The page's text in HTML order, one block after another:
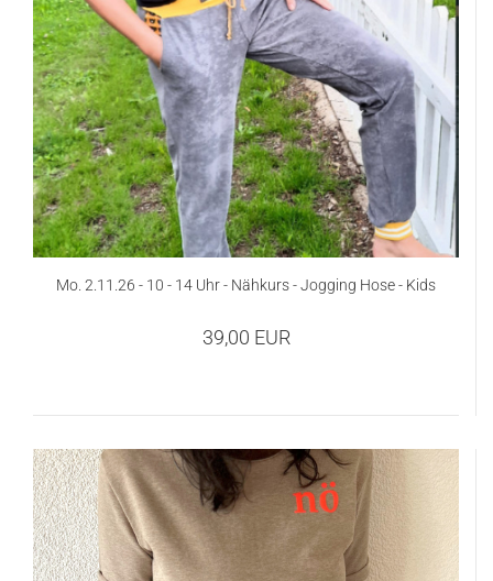
Mo. 2.11.26 - 10 - 14 Uhr - Nähkurs - Jogging Hose - Kids
39,00 EUR